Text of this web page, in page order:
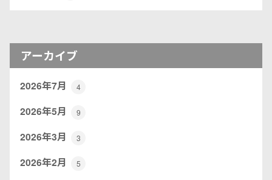
アーカイブ
2026年7月 4
2026年5月 9
2026年3月 3
2026年2月 5